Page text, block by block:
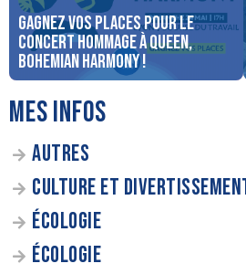
Gagnez vos places pour le
concert Hommage à Queen,
Bohemian Harmony !
MES INFOS
AUTRES
CULTURE ET
ÉCOLOGIE
ÉCOLOGIE